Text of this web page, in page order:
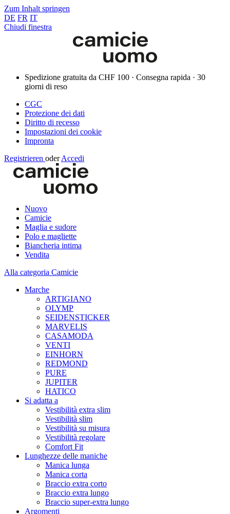
Zum Inhalt springen
DE FR IT
Chiudi finestra
Spedizione gratuita da CHF 100 · Consegna rapida · 30
giorni di reso
CGC
Protezione dei dati
Diritto di recesso
Impostazioni dei cookie
Impronta
Registrieren oder Accedi
Nuovo
Camicie
Maglia e sudore
Polo e magliette
Biancheria intima
Vendita
Alla categoria Camicie
Marche
ARTIGIANO
OLYMP
SEIDENSTICKER
MARVELIS
CASAMODA
VENTI
EINHORN
REDMOND
PURE
JUPITER
HATICO
Si adatta a
Vestibilità extra slim
Vestibilità slim
Vestibilità su misura
Vestibilità regolare
Comfort Fit
Lunghezze delle maniche
Manica lunga
Manica corta
Braccio extra corto
Braccio extra lungo
Braccio super-extra lungo
Argomenti